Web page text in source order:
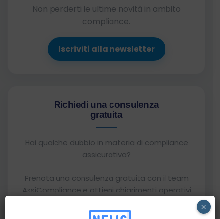
Non perderti le ultime novità in ambito
compliance.
Iscriviti alla newsletter
Richiedi una consulenza
gratuita
Hai qualche dubbio in materia di compliance
assicurativa?
Prenota una consulenza gratuita con il team
AssiCompliance e ottieni chiarimenti operativi
×